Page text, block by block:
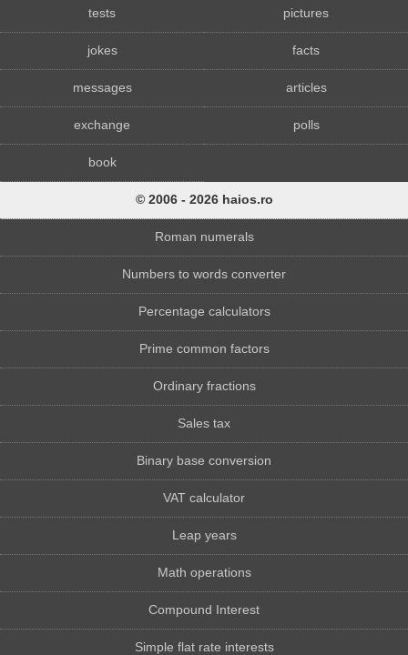
tests pictures
jokes facts
messages articles
exchange polls
book
© 2006 - 2026 haios.ro
Roman numerals
Numbers to words converter
Percentage calculators
Prime common factors
Ordinary fractions
Sales tax
Binary base conversion
VAT calculator
Leap years
Math operations
Compound Interest
Simple flat rate interests